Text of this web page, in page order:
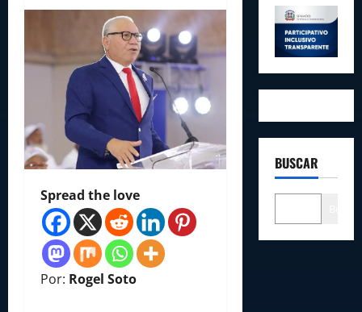
Spread the love
Por: Rogel Soto
BUSCAR